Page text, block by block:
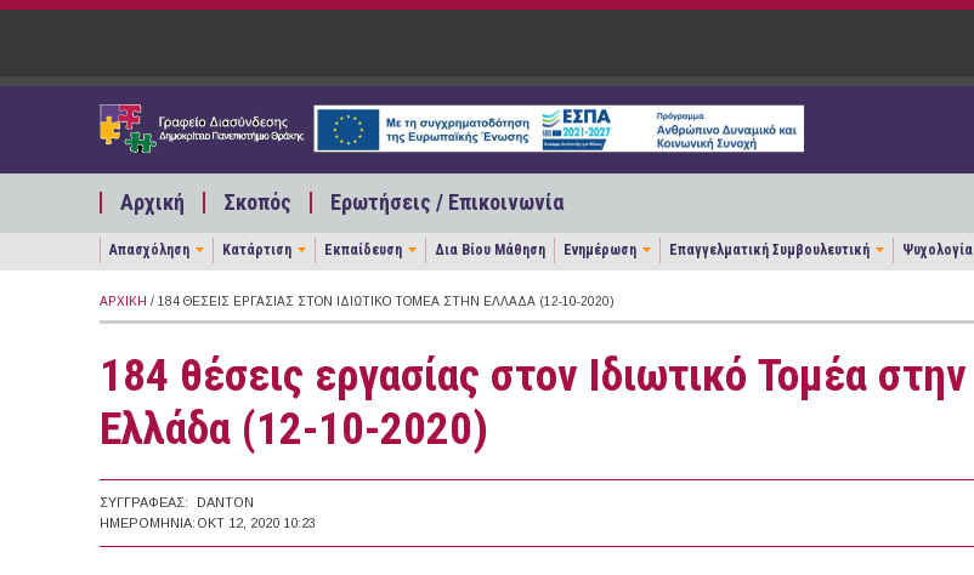
Παράκαμψη προς το κυρίως περιεχόμενο
Αρχική Σκοπός Ερωτήσεις / Επικοινωνία
Απασχόληση Κατάρτιση Εκπαίδευση Δια Βίου Μάθηση Ενημέρωση Επαγγελματική Συμβουλευτική Ψυχολογία
ΑΡΧΙΚΉ / 184 ΘΈΣΕΙΣ ΕΡΓΑΣΊΑΣ ΣΤΟΝ ΙΔΙΩΤΙΚΌ ΤΟΜΈΑ ΣΤΗΝ ΕΛΛΆΔΑ (12-10-2020)
184 θέσεις εργασίας στον Ιδιωτικό Τομέα στην
Ελλάδα (12-10-2020)
ΣΥΓΓΡΑΦΈΑΣ:
DANTON
ΗΜΕΡΟΜΗΝΊΑ: ΟΚΤ 12, 2020 10:23